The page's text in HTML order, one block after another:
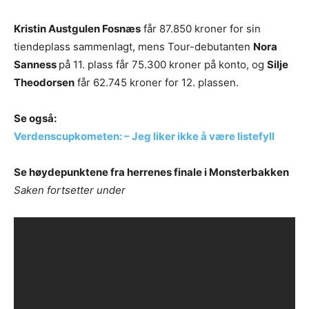
Kristin Austgulen Fosnæs får 87.850 kroner for sin
tiendeplass sammenlagt, mens Tour-debutanten Nora
Sanness på 11. plass får 75.300 kroner på konto, og Silje
Theodorsen får 62.745 kroner for 12. plassen.
Se også:
Verdenscupkometen: – Jeg liker ikke å være listefyll
Se høydepunktene fra herrenes finale i Monsterbakken
Saken fortsetter under